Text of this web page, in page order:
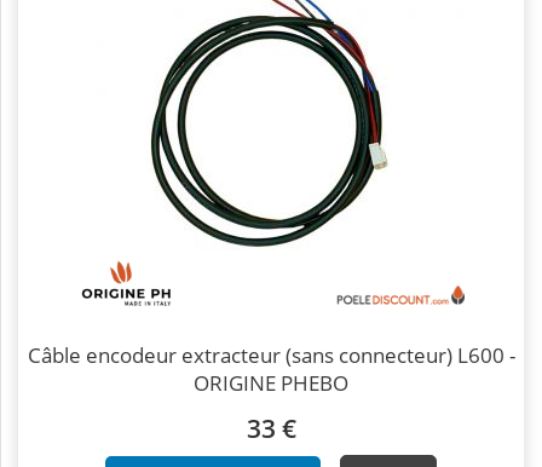
Câble encodeur extracteur (sans connecteur) L600 -
ORIGINE PHEBO
33 €